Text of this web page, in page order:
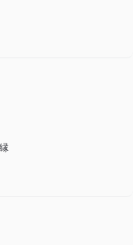
親友、母父、本、プロセ
チャンネル